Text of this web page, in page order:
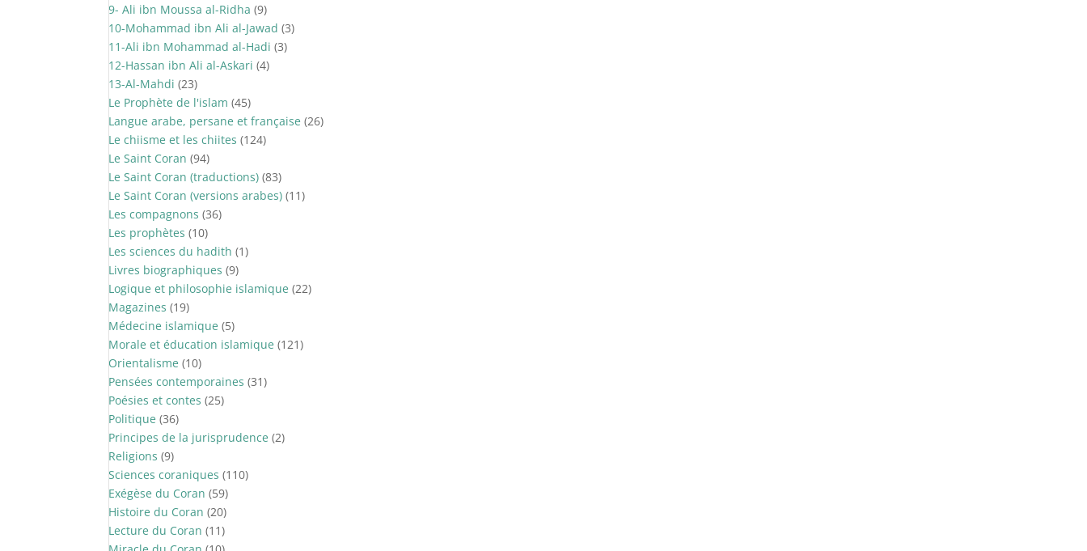
9- Ali ibn Moussa al-Ridha (9)
10-Mohammad ibn Ali al-Jawad (3)
11-Ali ibn Mohammad al-Hadi (3)
12-Hassan ibn Ali al-Askari (4)
13-Al-Mahdi (23)
Le Prophète de l'islam (45)
Langue arabe, persane et française (26)
Le chiisme et les chiites (124)
Le Saint Coran (94)
Le Saint Coran (traductions) (83)
Le Saint Coran (versions arabes) (11)
Les compagnons (36)
Les prophètes (10)
Les sciences du hadith (1)
Livres biographiques (9)
Logique et philosophie islamique (22)
Magazines (19)
Médecine islamique (5)
Morale et éducation islamique (121)
Orientalisme (10)
Pensées contemporaines (31)
Poésies et contes (25)
Politique (36)
Principes de la jurisprudence (2)
Religions (9)
Sciences coraniques (110)
Exégèse du Coran (59)
Histoire du Coran (20)
Lecture du Coran (11)